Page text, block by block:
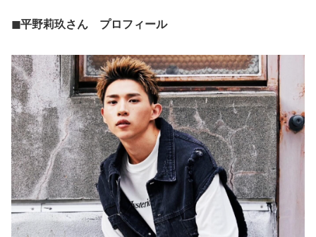
◼︎平野莉玖さん プロフィール